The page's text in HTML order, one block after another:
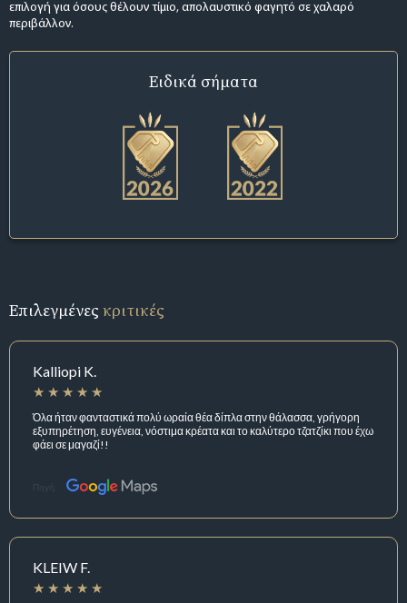
επιλογή για όσους θέλουν τίμιο, απολαυστικό φαγητό σε χαλαρό
περιβάλλον.
Ειδικά σήματα
Επιλεγμένεςκριτικές
Kalliopi K.
Όλα ήταν φανταστικά πολύ ωραία θέα δίπλα στην θάλασσα, γρήγορη
εξυπηρέτηση, ευγένεια, νόστιμα κρέατα και το καλύτερο τζατζίκι που έχω
φάει σε μαγαζί!!
Πηγή:
KLEIW F.